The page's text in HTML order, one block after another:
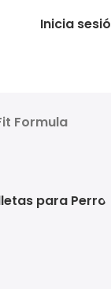
Inicia
Formula